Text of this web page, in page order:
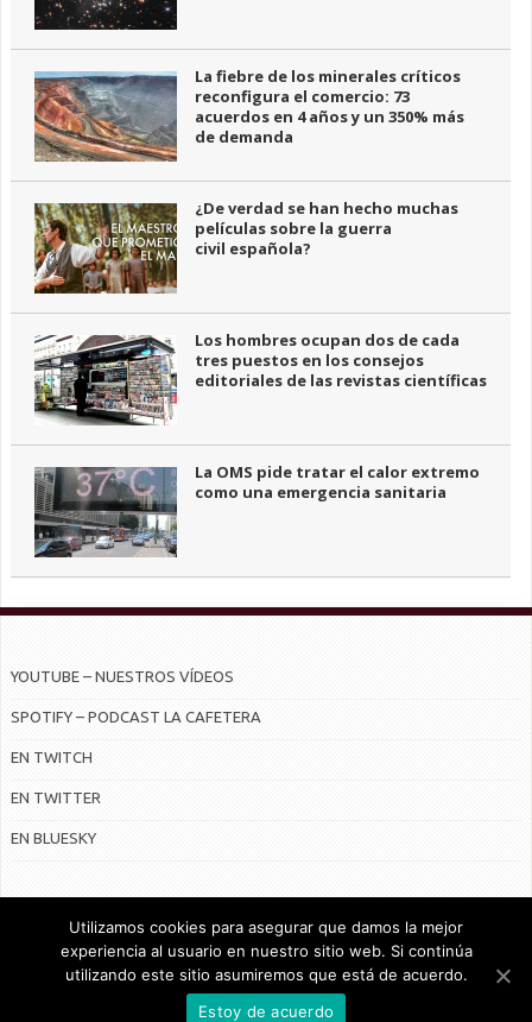
La fiebre de los minerales críticos
reconfigura el comercio: 73
acuerdos en 4 años y un 350% más
de demanda
¿De verdad se han hecho muchas
películas sobre la guerra
civil española?
Los hombres ocupan dos de cada
tres puestos en los consejos
editoriales de las revistas científicas
La OMS pide tratar el calor extremo
como una emergencia sanitaria
YOUTUBE – NUESTROS VÍDEOS
SPOTIFY – PODCAST LA CAFETERA
EN TWITCH
EN TWITTER
EN BLUESKY
© Radiocable en Internet S.L.
Utilizamos cookies para asegurar que damos la mejor
experiencia al usuario en nuestro sitio web. Si continúa
utilizando este sitio asumiremos que está de acuerdo.
Estoy de acuerdo